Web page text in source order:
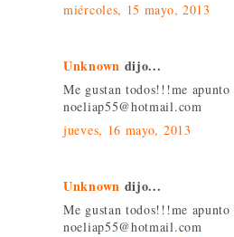
miércoles, 15 mayo, 2013
Unknown dijo...
Me gustan todos!!!me
noeliap55@hotmail.com
jueves, 16 mayo, 2013
Unknown dijo...
Me gustan todos!!!me
noeliap55@hotmail.com